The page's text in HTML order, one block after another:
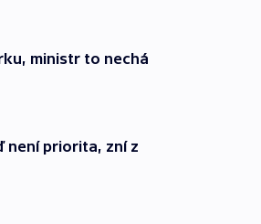
ministr to nechá
není priorita, zní z